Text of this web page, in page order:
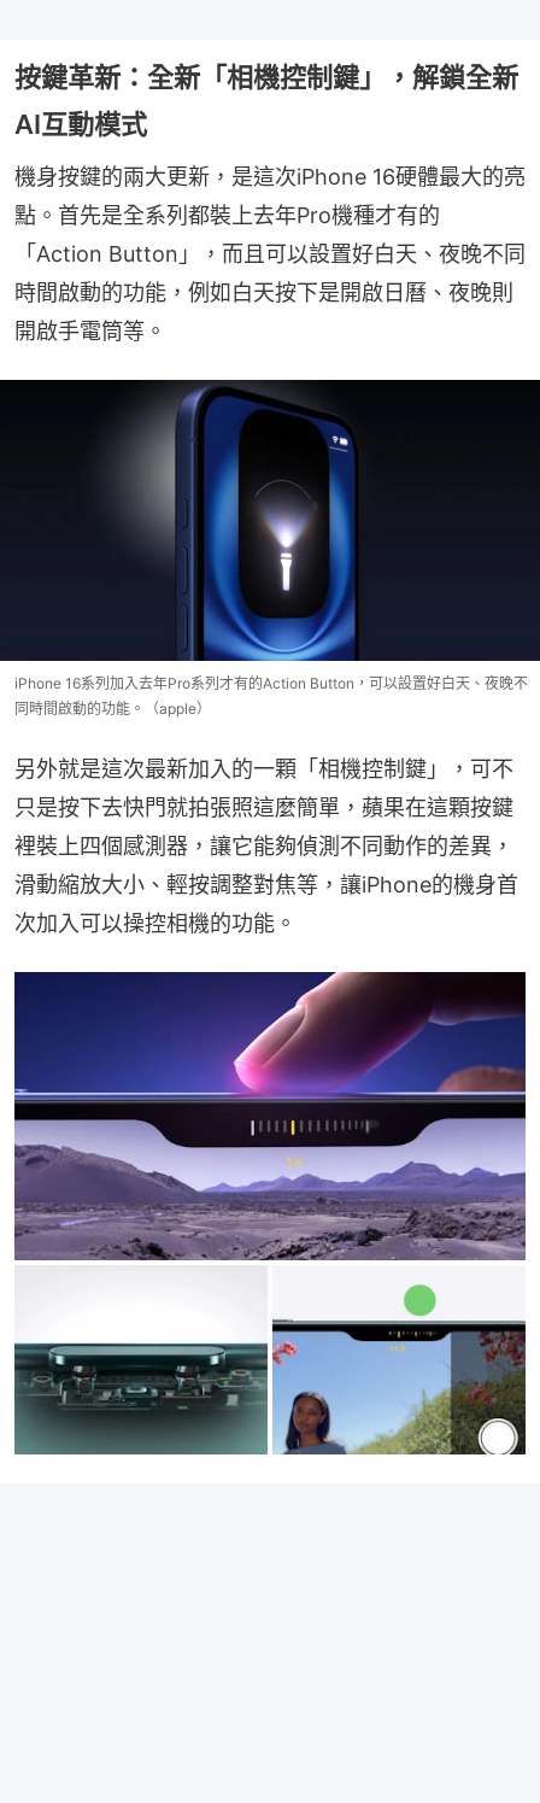
按鍵革新：全新「相機控制鍵」，解鎖全新
AI互動模式
機身按鍵的兩大更新，是這次iPhone 16硬體最大的亮
點。首先是全系列都裝上去年Pro機種才有的
「Action Button」，而且可以設置好白天、夜晚不同
時間啟動的功能，例如白天按下是開啟日曆、夜晚則
開啟手電筒等。
iPhone 16系列加入去年Pro系列才有的Action Button，可以設置好白天、夜晚不
同時間啟動的功能。（apple）
另外就是這次最新加入的一顆「相機控制鍵」，可不
只是按下去快門就拍張照這麼簡單，蘋果在這顆按鍵
裡裝上四個感測器，讓它能夠偵測不同動作的差異，
滑動縮放大小、輕按調整對焦等，讓iPhone的機身首
次加入可以操控相機的功能。